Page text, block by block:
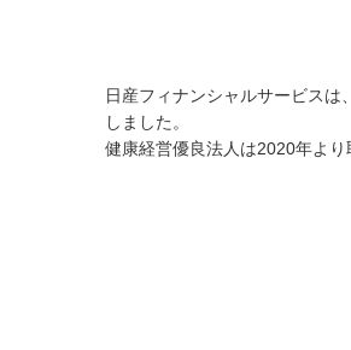
日産フィナンシャルサービス
しました。
健康経営優良法人は2020年よ